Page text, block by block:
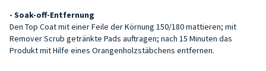
- Soak-off-Entfernung
Den Top Coat mit einer Feile der Körnung 150/180 mattieren; mit
Remover Scrub getränkte Pads auftragen; nach 15 Minuten das
Produkt mit Hilfe eines Orangenholzstäbchens entfernen.